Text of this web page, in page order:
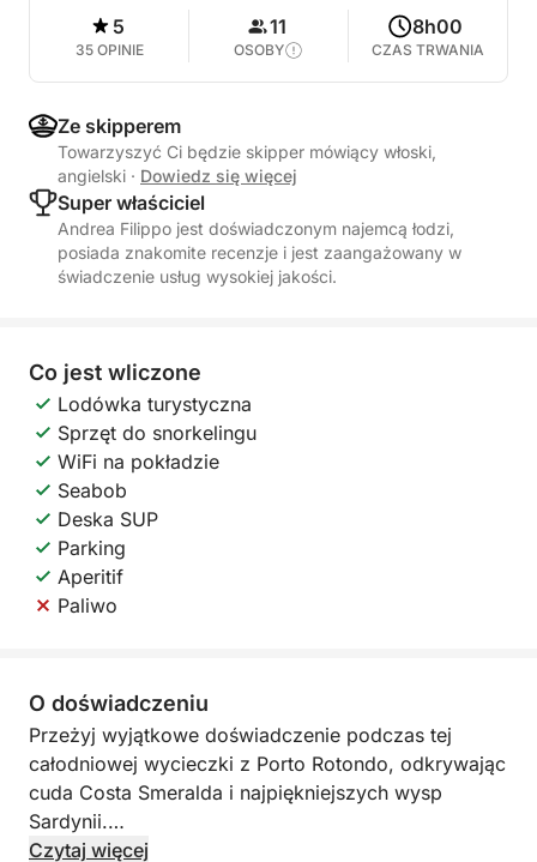
5
35 OPINIE
11
OSOBY
8h00
CZAS TRWANIA
Ze skipperem
Towarzyszyć Ci będzie skipper mówiący włoski,
angielski · Dowiedz się więcej
Super właściciel
Andrea Filippo jest doświadczonym najemcą łodzi,
posiada znakomite recenzje i jest zaangażowany w
świadczenie usług wysokiej jakości.
Co jest wliczone
Lodówka turystyczna
Sprzęt do snorkelingu
WiFi na pokładzie
Seabob
Deska SUP
Parking
Aperitif
Paliwo
O doświadczeniu
Przeżyj wyjątkowe doświadczenie podczas tej
całodniowej wycieczki z Porto Rotondo, odkrywając
cuda Costa Smeralda i najpiękniejszych wysp
Sardynii.
Czytaj więcej